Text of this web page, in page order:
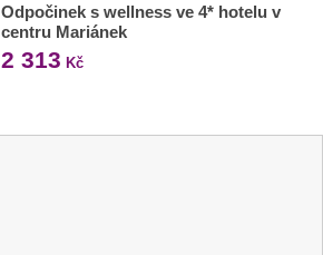
Odpočinek s wellness ve 4* hotelu v
centru Mariánek
2 313 Kč